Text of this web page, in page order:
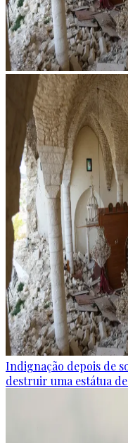
Indignação depois de
destruir uma estátua